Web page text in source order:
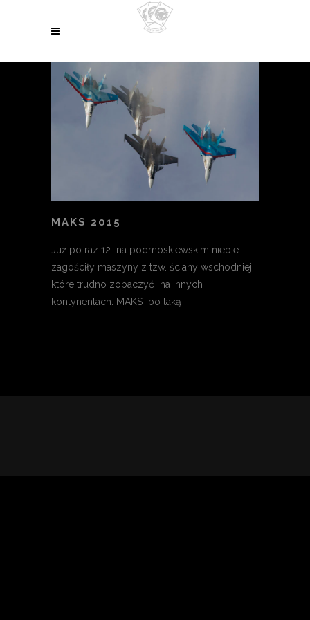
MAKS 2015
Już po raz 12 na podmoskiewskim niebie
zagościły maszyny z tzw. ściany wschodniej,
które trudno zobaczyć na innych
kontynentach. MAKS bo taką